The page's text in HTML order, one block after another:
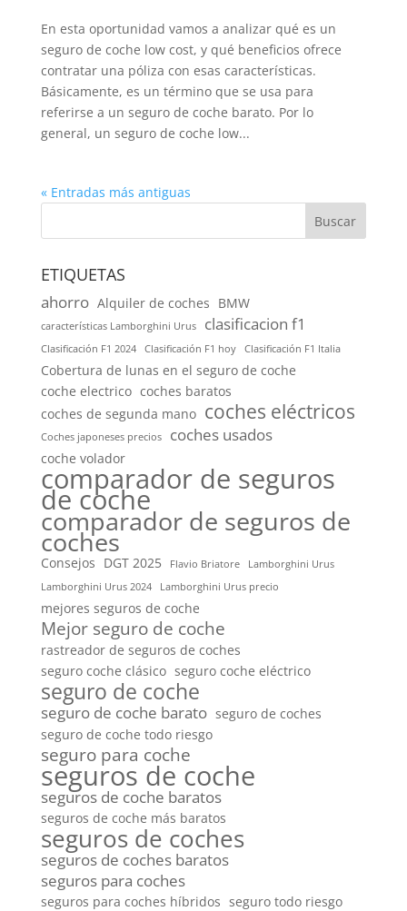
En esta oportunidad vamos a analizar qué es un
seguro de coche low cost, y qué beneficios ofrece
contratar una póliza con esas características.
Básicamente, es un término que se usa para
referirse a un seguro de coche barato. Por lo
general, un seguro de coche low...
« Entradas más antiguas
Buscar
ETIQUETAS
ahorro Alquiler de coches BMW
características Lamborghini Urus clasificacion f1
Clasificación F1 2024 Clasificación F1 hoy Clasificación F1 Italia
Cobertura de lunas en el seguro de coche
coche electrico coches baratos
coches de segunda mano coches eléctricos
Coches japoneses precios coches usados
coche volador
comparador de seguros
de coche
comparador de seguros de
coches
Consejos DGT 2025 Flavio Briatore
Lamborghini Urus
Lamborghini Urus 2024
Lamborghini Urus precio
mejores seguros de coche
Mejor seguro de coche
rastreador de seguros de coches
seguro coche clásico seguro coche eléctrico
seguro de coche
seguro de coche barato seguro de coches
seguro de coche todo riesgo
seguro para coche
seguros de coche
seguros de coche baratos
seguros de coche más baratos
seguros de coches
seguros de coches baratos
seguros para coches
seguros para coches híbridos seguro todo riesgo